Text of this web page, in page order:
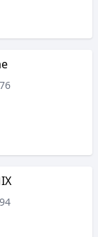
76
94